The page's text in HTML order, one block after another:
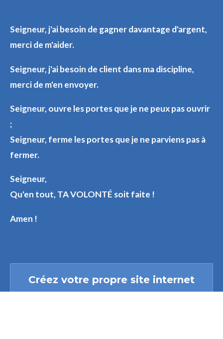
Seigneur, j'ai besoin de gagner davantage d'argent,
merci de m'aider.
Seigneur, j'ai besoin de client dans ma discipline,
merci de m'en envoyer.
Seigneur, ouvre les portes que je ne peux pas ouvrir
;
Seigneur, ferme les portes que je ne parviens pas à
fermer.
Seigneur,
Qu'en tout, TA VOLONTÉ soit faite !
Amen !
Créez votre propre site internet
avec